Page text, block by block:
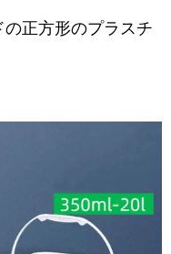
の正方形のプラスチ